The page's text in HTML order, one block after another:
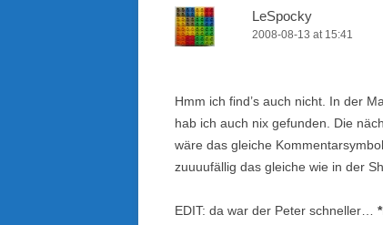
LeSpocky
2008-08-13 at 15:41
Hmm ich find’s auch nicht. In der
hab ich auch nix gefunden. Die
wäre das gleiche
zuuuufällig das gleiche wie in der
EDIT: da war der Peter schneller…